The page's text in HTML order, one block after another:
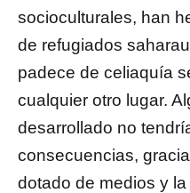
socioculturales, han
de refugiados
padece de celiaquía
cualquier otro lugar.
desarrollado no
consecuencias,
dotado de medios y